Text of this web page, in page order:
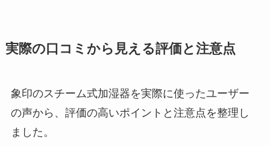
実際の口コミから見える評価と注意点
象印のスチーム式加湿器を実際に使ったユーザー
の声から、評価の高いポイントと注意点を整理し
ました。